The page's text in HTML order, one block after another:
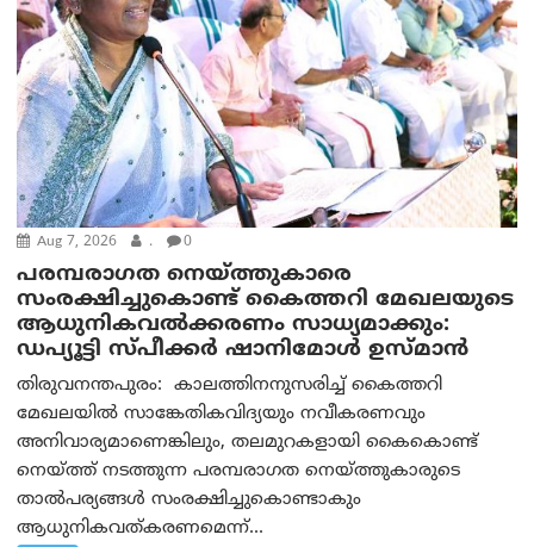
Aug 7, 2026 . 0
പരമ്പരാഗത നെയ്ത്തുകാരെ
സംരക്ഷിച്ചുകൊണ്ട് കൈത്തറി മേഖലയുടെ
ആധുനികവൽക്കരണം സാധ്യമാക്കും:
ഡപ്യൂട്ടി സ്പീക്കർ ഷാനിമോൾ ഉസ്മാൻ
തിരുവനന്തപുരം: കാലത്തിനനുസരിച്ച് കൈത്തറി
മേഖലയിൽ സാങ്കേതികവിദ്യയും നവീകരണവും
അനിവാര്യമാണെങ്കിലും, തലമുറകളായി കൈകൊണ്ട്
നെയ്ത്ത് നടത്തുന്ന പരമ്പരാഗത നെയ്ത്തുകാരുടെ
താൽപര്യങ്ങൾ സംരക്ഷിച്ചുകൊണ്ടാകും
ആധുനികവത്കരണമെന്ന്...